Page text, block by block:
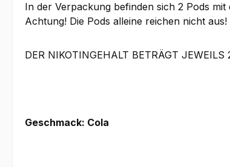
In der Verpackung befinden sich 2 Pods
Achtung! Die Pods alleine reichen nicht
DER NIKOTINGEHALT BETRÄGT
Geschmack: Cola